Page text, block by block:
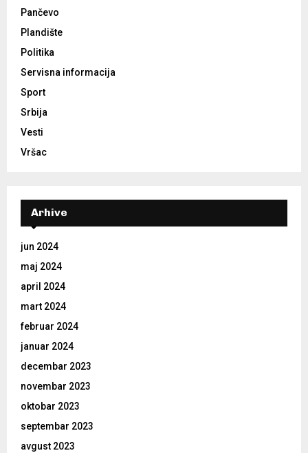
Pančevo
Plandište
Politika
Servisna informacija
Sport
Srbija
Vesti
Vršac
Arhive
jun 2024
maj 2024
april 2024
mart 2024
februar 2024
januar 2024
decembar 2023
novembar 2023
oktobar 2023
septembar 2023
avgust 2023